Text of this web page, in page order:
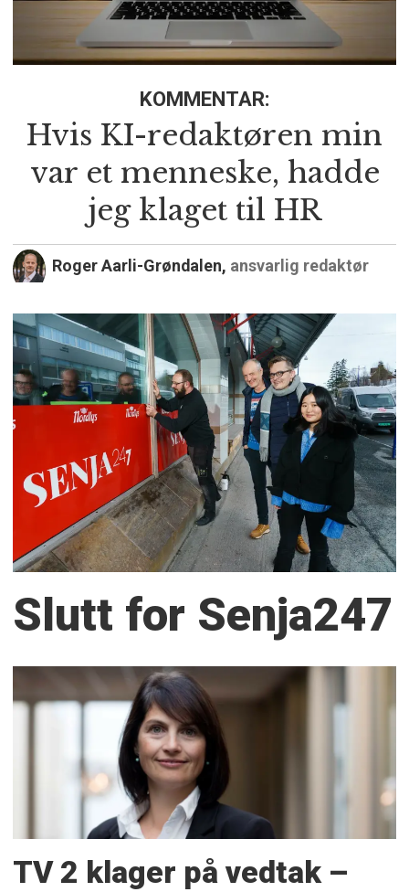
KOMMENTAR:
Hvis KI-redaktøren min
var et menneske, hadde
jeg klaget til HR
Roger Aarli-Grøndalen, ansvarlig redaktør
Slutt for Senja247
TV 2 klager på vedtak –